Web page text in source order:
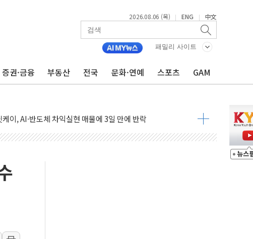
2026.08.06 (목) | ENG | 中文
패밀리 사이트
증권·금융 부동산 전국 문화·연예 스포츠 GAM
에 구축으로"…서울 20년 초과 아파트 전셋값 상승률 1위
용 AI 데이터센터 포항서 '첫 삽'…2028년 가동 예정
체가 흔든 코스피…4.58% 급락 속 코스닥만 웃었다
강제 추행·스토킹 혐의 70대…경찰 불구속 입건
뱅크와 계좌 제휴 1년 연장 유력
마감한 SK하이닉스